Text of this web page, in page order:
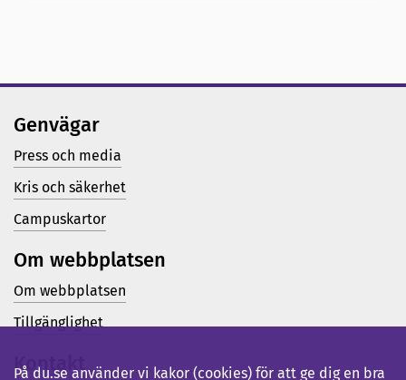
Genvägar
Press och media
Kris och säkerhet
Campuskartor
Om webbplatsen
Om webbplatsen
Tillgänglighet
Kontakt
På du.se använder vi kakor (cookies) för att ge dig en bra